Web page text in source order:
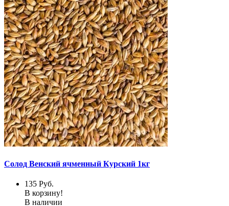
Солод Венский ячменный Курский 1кг
135 Руб.
В корзину!
В наличии